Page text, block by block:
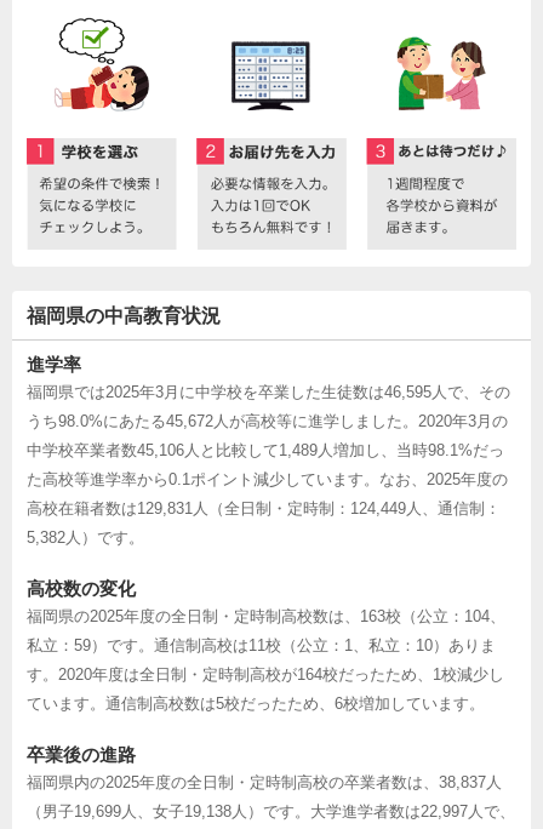
福岡県の中高教育状況
進学率
福岡県では2025年3月に中学校を卒業した生徒数は46,595人で、その
うち98.0%にあたる45,672人が高校等に進学しました。2020年3月の
中学校卒業者数45,106人と比較して1,489人増加し、当時98.1%だっ
た高校等進学率から0.1ポイント減少しています。なお、2025年度の
高校在籍者数は129,831人（全日制・定時制：124,449人、通信制：
5,382人）です。
高校数の変化
福岡県の2025年度の全日制・定時制高校数は、163校（公立：104、
私立：59）です。通信制高校は11校（公立：1、私立：10）ありま
す。2020年度は全日制・定時制高校が164校だったため、1校減少し
ています。通信制高校数は5校だったため、6校増加しています。
卒業後の進路
福岡県内の2025年度の全日制・定時制高校の卒業者数は、38,837人
（男子19,699人、女子19,138人）です。大学進学者数は22,997人で、